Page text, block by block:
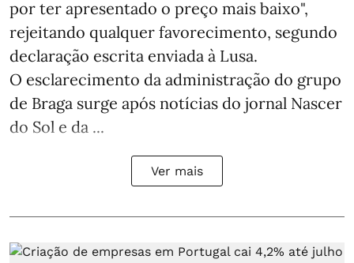
por ter apresentado o preço mais baixo",
rejeitando qualquer favorecimento, segundo
declaração escrita enviada à Lusa.
O esclarecimento da administração do grupo
de Braga surge após notícias do jornal Nascer
do Sol e da ...
Ver mais